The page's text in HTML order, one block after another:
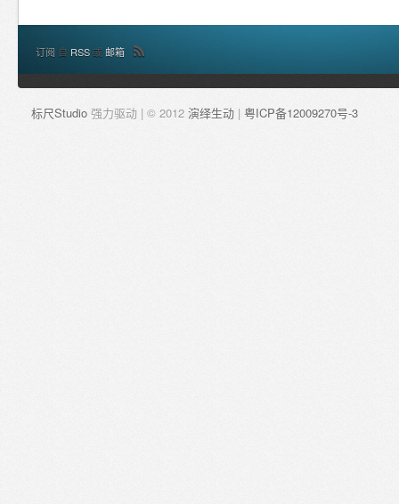
订阅 自 RSS 或 邮箱
标尺Studio 强力驱动 | © 2012 演绎生动 | 粤ICP备12009270号-3